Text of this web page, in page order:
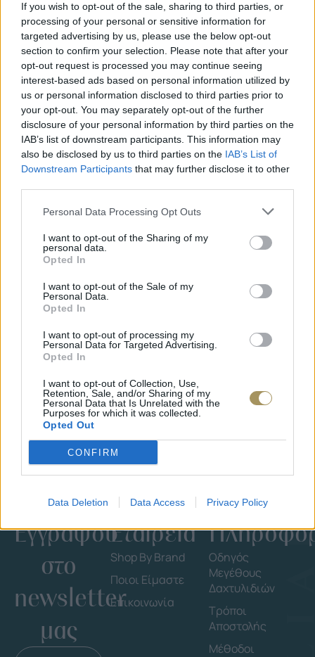
If you wish to opt-out of the sale, sharing to third parties, or
processing of your personal or sensitive information for
targeted advertising by us, please use the below opt-out
section to confirm your selection. Please note that after your
opt-out request is processed you may continue seeing
interest-based ads based on personal information utilized by
us or personal information disclosed to third parties prior to
your opt-out. You may separately opt-out of the further
disclosure of your personal information by third parties on the
IAB’s list of downstream participants. This information may
also be disclosed by us to third parties on the IAB’s List of
Downstream Participants that may further disclose it to other
Personal Data Processing Opt Outs
I want to opt-out of the Sharing of my
personal data.
Opted In
I want to opt-out of the Sale of my
Personal Data.
Opted In
I want to opt-out of processing my
Personal Data for Targeted Advertising.
Opted In
I want to opt-out of Collection, Use,
Retention, Sale, and/or Sharing of my
Personal Data that Is Unrelated with the
Purposes for which it was collected.
Opted Out
CONFIRM
Data Deletion Data Access Privacy Policy
Επιλογές Που Ταιριάζουν
Ανακαλύψτε τα κοσμήματα που αγαπήθηκαν περισσότερο!
Εδώ θα βρείτε τις κορυφαίες επιλογές που ξεχωρίζουν για
το μοναδικό τους στυλ και την εξαιρετική τους ποιότητα.
ΧΡΥΣΌΣ 18 ΚΑΡΑΤΊΩΝ -10%
ΜΟΝΌΠΕΤΡΟ ΔΑΧΤΥΛΊΔΙ ΜΕ
ΔΙΑΜΆΝΤΙ 0.35CT
€1.737€
BRASS
Εγγράψου
στο
newsletter
μας
Εταιρεία
Shop By Brand
Ποιοι Είμαστε
Επικοινωνία
Οδηγός
Μεγέθους
Δαχτυλιδιών
Τρόποι
Αποστολής
Μέθοδοι